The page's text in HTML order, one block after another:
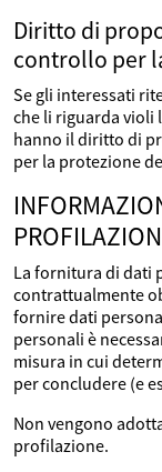
Diritto di
controllo per
Se gli interessati
che li riguarda violi
hanno il diritto di
per la protezione
La fornitura di dati
contrattualmente
fornire dati
personali è
misura in cui
per concludere (e
Non vengono
profilazione.